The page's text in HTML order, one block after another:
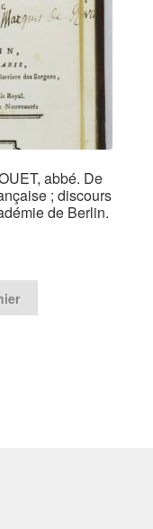
abbé. De
; discours
de Berlin.